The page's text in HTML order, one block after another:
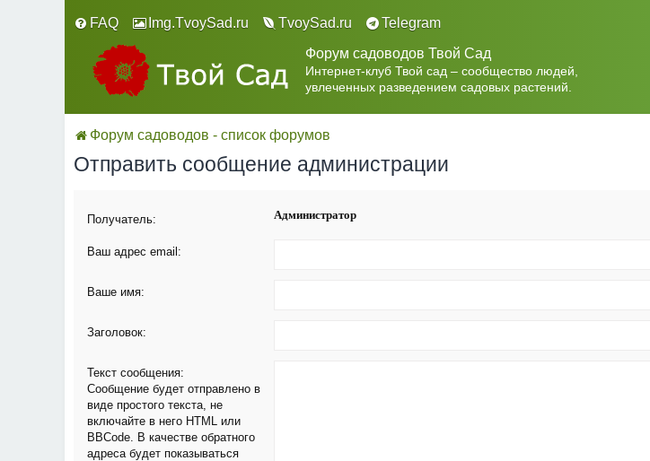
FAQ Img.TvoySad.ru TvoySad.ru
Telegram
Форум садоводов Твой Сад
Интернет-клуб Твой сад – сообщество людей,
увлеченных разведением садовых растений.
Форум садоводов - список форумов
Отправить сообщение администрации
Получатель: Администратор
Ваш адрес email:
Ваше имя:
Заголовок:
Текст сообщения:
Сообщение будет отправлено в
виде простого текста, не
включайте в него HTML или
BBCode. В качестве обратного
адреса будет показываться